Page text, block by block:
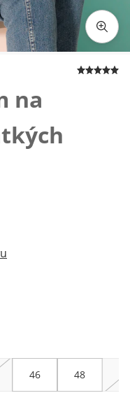
na
46 48